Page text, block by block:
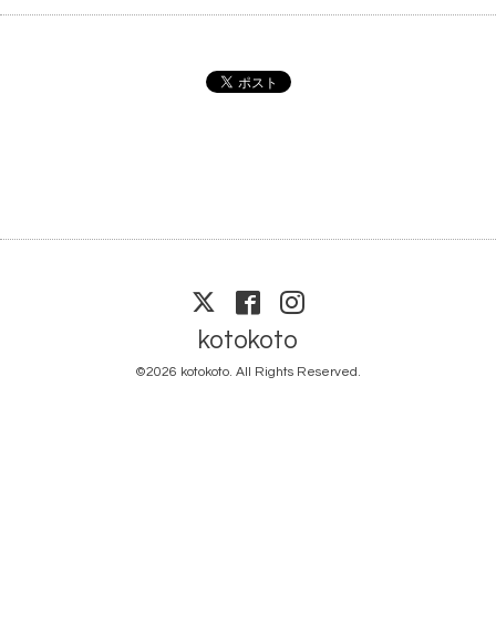
kotokoto
©2026 kotokoto. All Rights Reserved.